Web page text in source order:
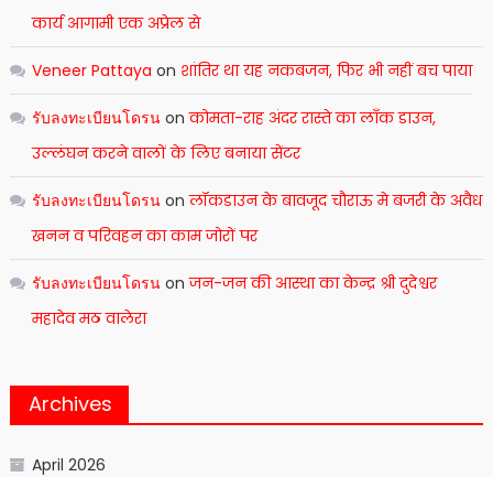
कार्य आगामी एक अप्रेल से
Veneer Pattaya on शांतिर था यह नकबजन, फिर भी नहीं बच पाया
รับลงทะเบียนโดรนonकोमता-राह अंदर रास्ते का लाँक डाउन,
उल्लंघन करने वालों के लिए बनाया सेंटर
รับลงทะเบียนโดรนonलॉकडाउन के बावजूद चौराऊ मे बजरी के अवैध
खनन व परिवहन का काम जोरों पर
รับลงทะเบียนโดรนonजन-जन की आस्था का केन्द्र श्री दुदेश्वर
महादेव मठ वालेरा
Archives
April 2026